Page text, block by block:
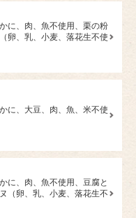
に、肉、魚不使用、栗の粉
卵、乳、小麦、落花生不使
に、大豆、肉、魚、米不使
に、肉、魚不使用、豆腐と
（卵、乳、小麦、落花生不